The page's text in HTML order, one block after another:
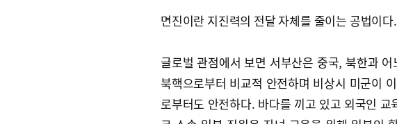
면진이란 지진력의 전달 자체를 줄이는 공법이다.
글로벌 관점에서 보면 서부산은 중국, 북한과
북핵으로부터 비교적 안전하며 비상시 미군이
로부터도 안전하다. 바다를 끼고 있고 외국인